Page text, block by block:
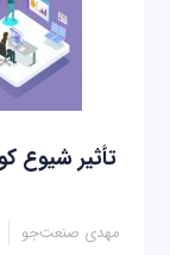
مهدی صنعت‌جو